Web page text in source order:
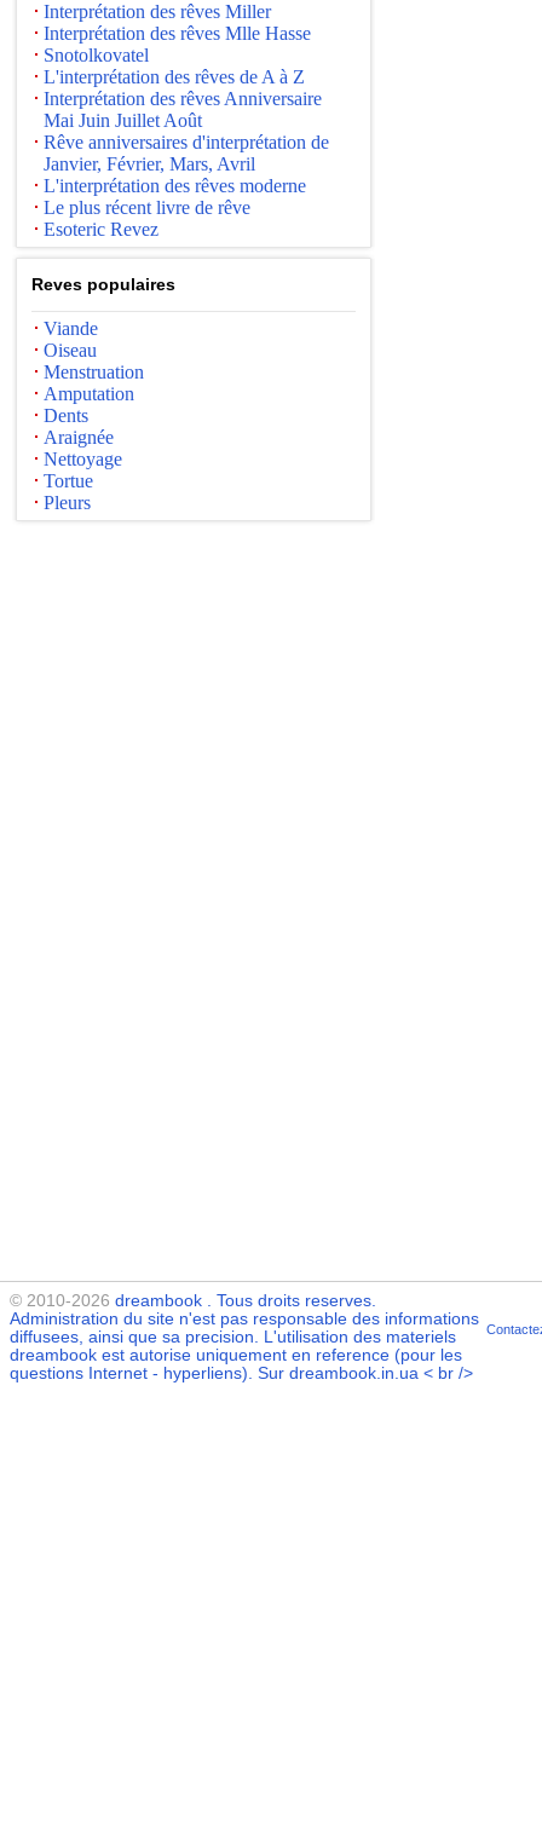
Interprétation des rêves Miller
Interprétation des rêves Mlle Hasse
Snotolkovatel
L'interprétation des rêves de A à Z
Interprétation des rêves Anniversaire
Mai Juin Juillet Août
Rêve anniversaires d'interprétation de
Janvier, Février, Mars, Avril
L'interprétation des rêves moderne
Le plus récent livre de rêve
Esoteric Revez
Reves populaires
Viande
Oiseau
Menstruation
Amputation
Dents
Araignée
Nettoyage
Tortue
Pleurs
© 2010-2026 dreambook . Tous droits reserves.
Administration du site n'est pas responsable des informations
diffusees, ainsi que sa precision. L'utilisation des materiels
dreambook est autorise uniquement en reference (pour les
questions Internet - hyperliens). Sur dreambook.in.ua < br />